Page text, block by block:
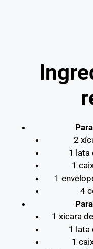
2
1 lata
1
1
4
1 xícara
1 lata
1